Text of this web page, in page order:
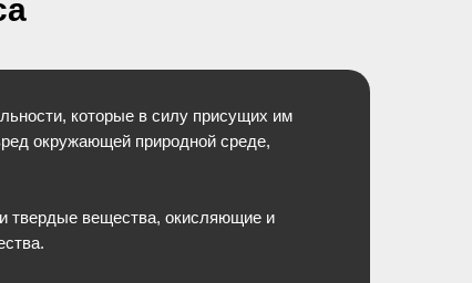
которые в силу присущих им
окружающей природной среде,
твердые вещества, окисляющие и